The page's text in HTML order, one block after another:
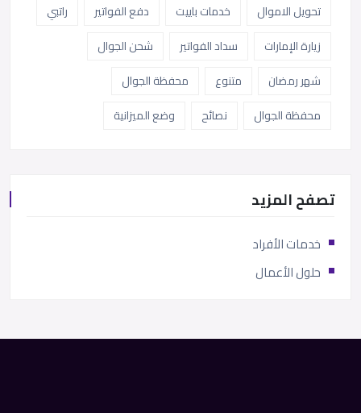
تحويل الاموال
خدمات باييت دفع الفواتير
راتبي
زيارة الإمارات
سداد الفواتير
شحن الجوال
شهر رمضان
متنوع
محفظة الجوال
محفظة الجوال
نصائح وضع الميزانية
تصفح المزيد
خدمات الأفراد
حلول الأعمال